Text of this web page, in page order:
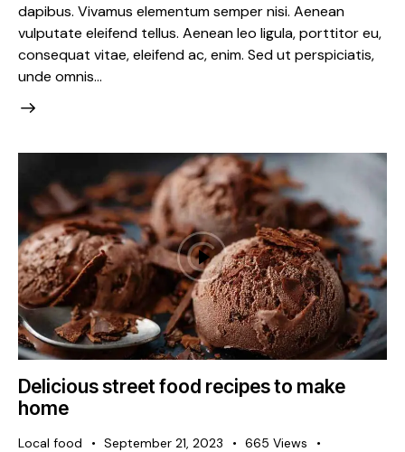
dapibus. Vivamus elementum semper nisi. Aenean
vulputate eleifend tellus. Aenean leo ligula, porttitor eu,
consequat vitae, eleifend ac, enim. Sed ut perspiciatis,
unde omnis…
Delicious street food recipes to make
home
Local food September 21, 2023 665 Views